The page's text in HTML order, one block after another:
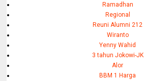
Ramadhan
Regional
Reuni Alumni 212
Wiranto
Yenny Wahid
3 tahun Jokowi-JK
Alor
BBM 1 Harga